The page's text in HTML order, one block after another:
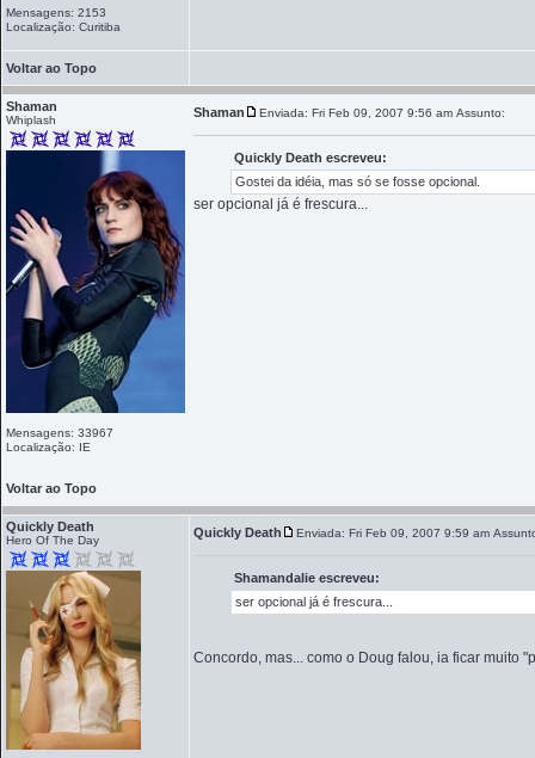
Mensagens: 2153
Localização: Curitiba
Voltar ao Topo
Shaman
Whiplash
Mensagens: 33967
Localização: IE
Shaman Enviada: Fri Feb 09, 2007 9:56 am Assunto:
Quickly Death escreveu:
Gostei da idéia, mas só se fosse opcional.
ser opcional já é frescura...
Voltar ao Topo
Quickly Death
Hero Of The Day
Quickly Death Enviada: Fri Feb 09, 2007 9:59 am
Shamandalie escreveu:
ser opcional já é frescura...
Concordo, mas... como o Doug falou, ia ficar muito